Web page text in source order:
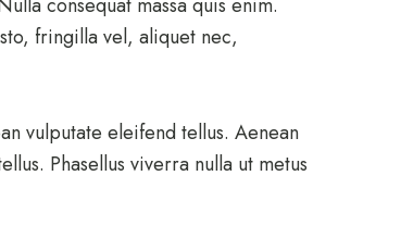
fringilla vel, aliquet nec,
vulputate eleifend tellus. Aenean
Phasellus viverra nulla ut metus